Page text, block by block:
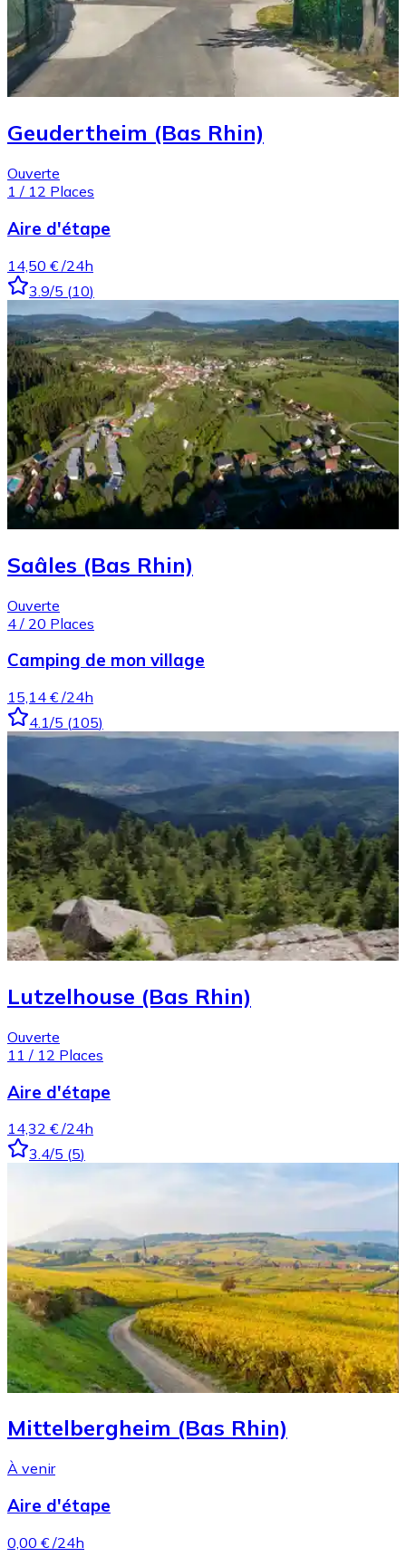
Geudertheim (Bas Rhin)
Ouverte
1 / 12 Places
Aire d'étape
14,50 € /24h
3.9/5 (10)
Saâles (Bas Rhin)
Ouverte
4 / 20 Places
Camping de mon village
15,14 € /24h
4.1/5 (105)
Lutzelhouse (Bas Rhin)
Ouverte
11 / 12 Places
Aire d'étape
14,32 € /24h
3.4/5 (5)
Mittelbergheim (Bas Rhin)
À venir
Aire d'étape
0,00 € /24h